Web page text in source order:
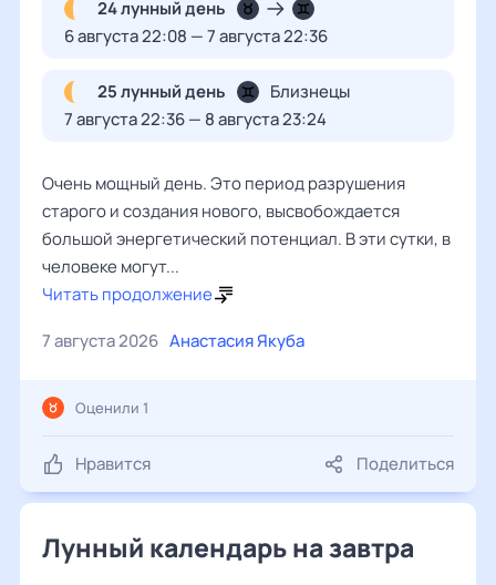
24 лунный день
6 августа 22:08 — 7 августа 22:36
25 лунный день
Близнецы
7 августа 22:36 — 8 августа 23:24
Очень мощный день. Это период разрушения
старого и создания нового, высвобождается
большой энергетический потенциал. В эти сутки, в
человеке могут...
Читать продолжение
7 августа 2026 Анастасия Якуба
Нравится Поделиться
Оценили 1
Лунный календарь на завтра